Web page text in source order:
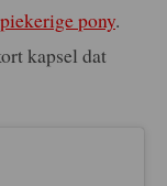
pony.
kapsel dat